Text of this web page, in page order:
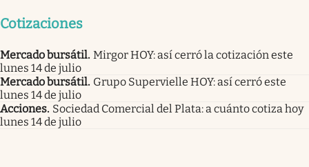
Cotizaciones
Mercado bursátil. Mirgor HOY: así cerró la cotización este
lunes 14 de julio
Mercado bursátil. Grupo Supervielle HOY: así cerró este
lunes 14 de julio
Acciones. Sociedad Comercial del Plata: a cuánto cotiza hoy
lunes 14 de julio